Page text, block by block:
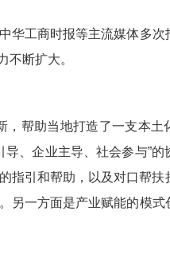
工商时报等主流媒体多次
不断扩大。
帮助当地打造了一支本土
、企业主导、社会参与”的
指引和帮助，以及对口帮扶
另一方面是产业赋能的模式